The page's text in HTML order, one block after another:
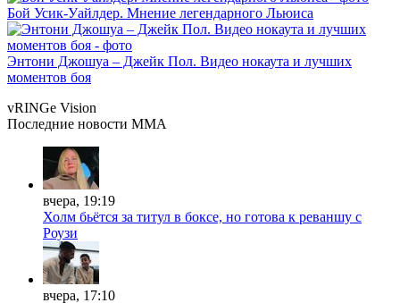
Бой Усик-Уайлдер. Мнение легендарного Льюиса
Энтони Джошуа – Джейк Пол. Видео нокаута и лучших
моментов боя
vRINGe Vision
Последние новости MMA
вчера, 19:19
Холм бьётся за титул в боксе, но готова к реваншу с
Роузи
вчера, 17:10